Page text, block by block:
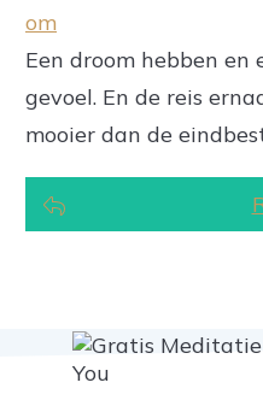
om
Een droom hebben en
gevoel. En de reis
mooier dan de